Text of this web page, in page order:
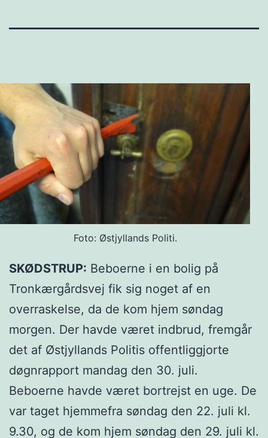
Foto: Østjyllands Politi.
SKØDSTRUP: Beboerne i en bolig på
Tronkærgårdsvej fik sig noget af en
overraskelse, da de kom hjem søndag
morgen. Der havde været indbrud, fremgår
det af Østjyllands Politis offentliggjorte
døgnrapport mandag den 30. juli.
Beboerne havde været bortrejst en uge. De
var taget hjemmefra søndag den 22. juli kl.
9.30, og de kom hjem søndag den 29. juli kl.